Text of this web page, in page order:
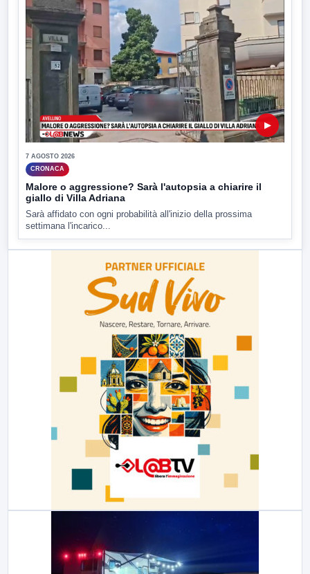
▶
7 AGOSTO 2026
CRONACA
Malore o aggressione? Sarà l'autopsia a chiarire il
giallo di Villa Adriana
Sarà affidato con ogni probabilità all'inizio della prossima
settimana l'incarico...